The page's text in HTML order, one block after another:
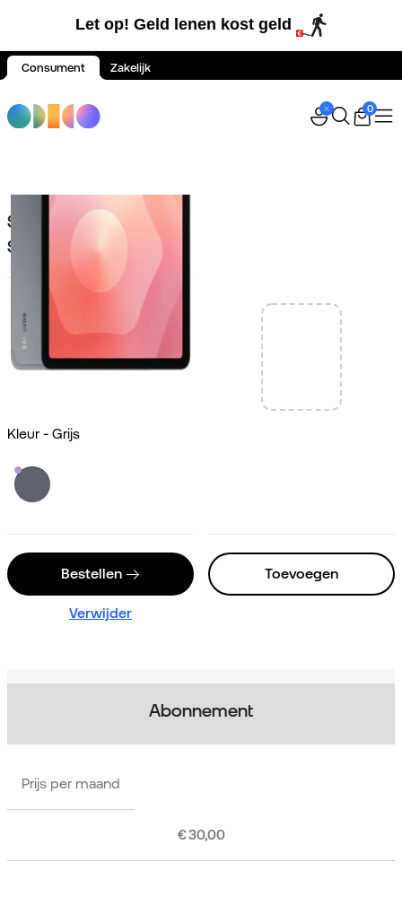
Let op! Geld lenen kost geld
Consument Zakelijk
0
Samsung Galaxy Tab
S11 128GB
Kleur - Grijs
Bestellen
Verwijder
Toevoegen
Abonnement
Prijs per maand
€ 30,00